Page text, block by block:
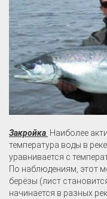
Закройка. Наиболее
температура воды в
уравнивается с
По наблюдениям, этот
берёзы (лист
начинается в разных